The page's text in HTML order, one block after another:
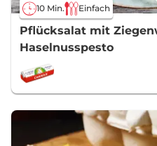
10 Min. Einfach
Pflücksalat mit
Haselnusspesto